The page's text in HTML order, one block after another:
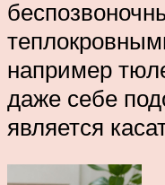
например
даже себе
является